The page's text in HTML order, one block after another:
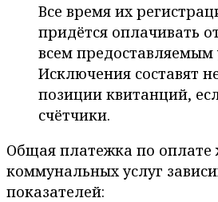
Все время их
придётся оплачивать
всем предоставляемым
Исключения составят
позиции квитанций,
счётчики.
Общая платежка по
коммунальных услуг
показателей: